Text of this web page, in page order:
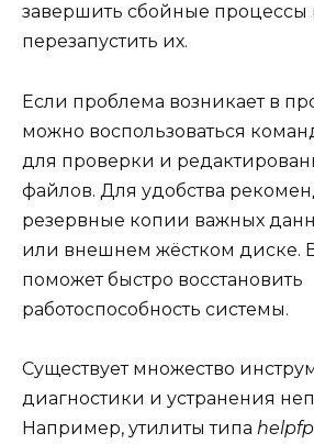
завершить сбойные процессы
перезапустить их.
Если проблема возникает в
можно воспользоваться
для проверки и
файлов. Для удобства
резервные копии важных
или внешнем жёстком диске. В
поможет быстро восстановить
работоспособность системы.
Существует множество
диагностики и устранения
Например, утилиты типа